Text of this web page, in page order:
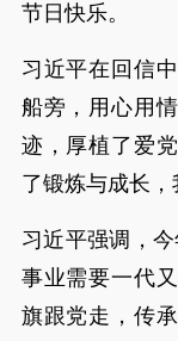
节日快乐。
习近平在回信
船旁，用心用
迹，厚植了爱
了锻炼与成长，
习近平强调，
事业需要一代
旗跟党走，传